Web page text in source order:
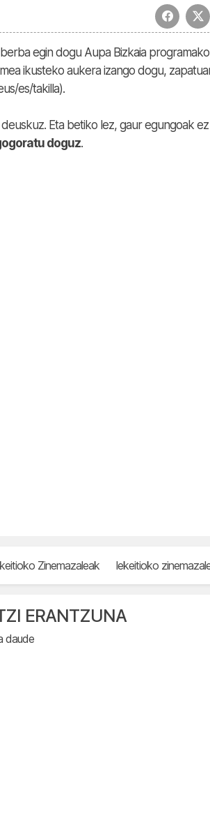
egin dogu Aupa Bizkaia
ikusteko aukera izango dogu,
es/takilla).
Eta betiko lez, gaur egungoak ez
doguz.
Zinemazaleak lekeitioko
ERANTZUNA
daude